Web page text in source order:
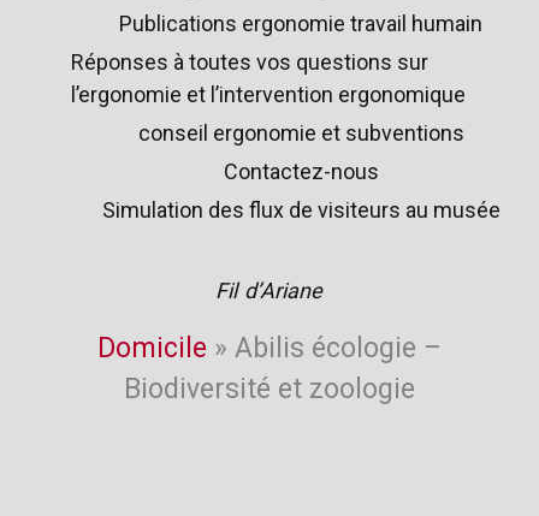
Publications ergonomie travail humain
Réponses à toutes vos questions sur
l’ergonomie et l’intervention ergonomique
conseil ergonomie et subventions
Contactez-nous
Simulation des flux de visiteurs au musée
Fil d’Ariane
Domicile » Abilis écologie –
Biodiversité et zoologie